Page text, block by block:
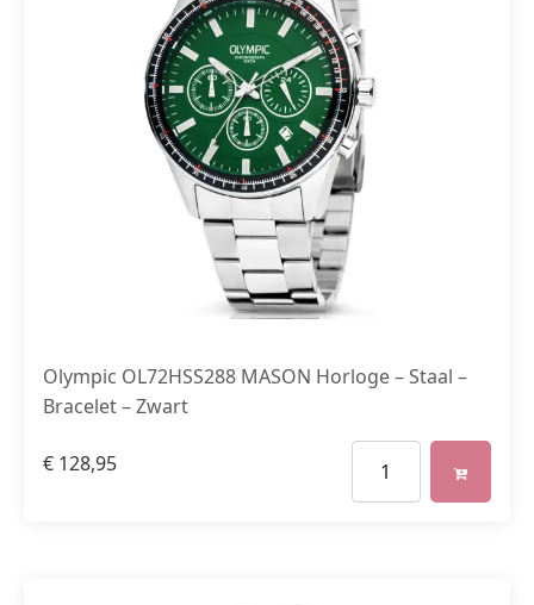
Olympic OL72HSS288 MASON Horloge – Staal –
Bracelet – Zwart
€ 128,95